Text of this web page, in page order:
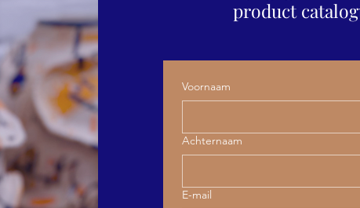
product
Voornaam
Achternaam
E-mail